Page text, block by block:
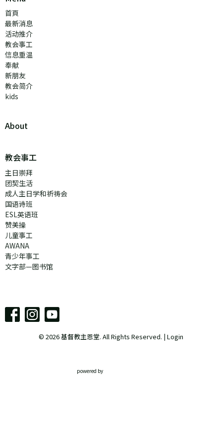
首頁
最新消息
活动推介
教会事工
信息重温
奉献
新朋友
教会简介
kids
About
教会事工
主日崇拜
团契生活
成人主日学和祈祷会
国语诗班
ESL英语班
赞美操
儿童事工
AWANA
青少年事工
文字部—图书馆
© 2026 基督教主恩堂. All Rights Reserved. | Login
powered by